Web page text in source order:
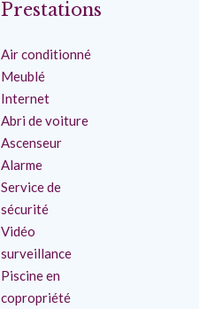
Prestations
Air conditionné
Meublé
Internet
Abri de voiture
Ascenseur
Alarme
Service de
sécurité
Vidéo
surveillance
Piscine en
copropriété